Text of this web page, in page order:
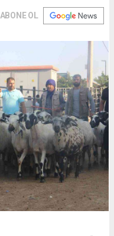
ABONE OL